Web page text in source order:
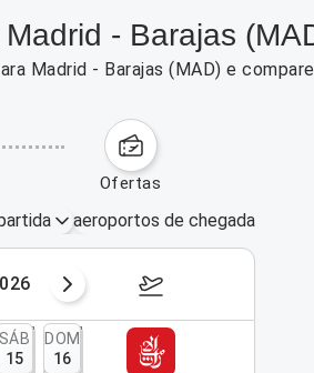
- Barajas
Madrid - Barajas (MAD) e
ofertas
aeroportos de chegada
17–23 de agosto de
SÁB
15
DOM
16